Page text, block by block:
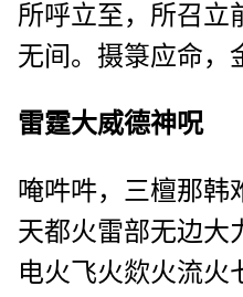
所呼立至，所召立
无间。摄箓应命，
雷霆大威德神呪
唵吽吽，三檀那韩
天都火雷部无边大
电火飞火欻火流火